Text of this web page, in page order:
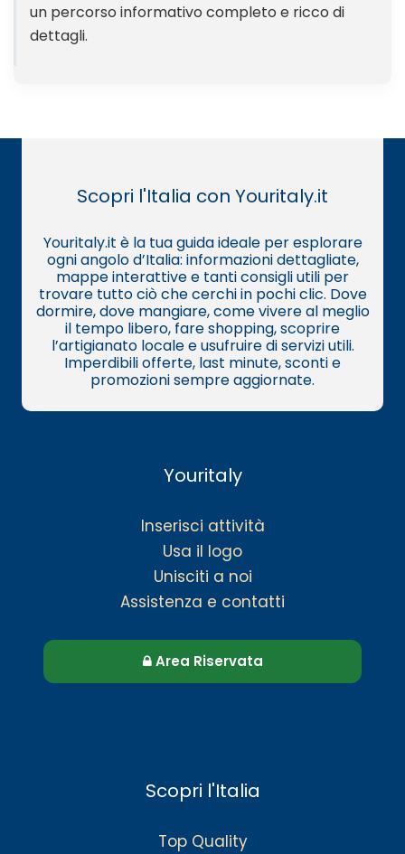
un percorso informativo completo e ricco di
dettagli.
Scopri l'Italia con Youritaly.it
Youritaly.it è la tua guida ideale per esplorare
ogni angolo d’Italia: informazioni dettagliate,
mappe interattive e tanti consigli utili per
trovare tutto ciò che cerchi in pochi clic. Dove
dormire, dove mangiare, come vivere al meglio
il tempo libero, fare shopping, scoprire
l’artigianato locale e usufruire di servizi utili.
Imperdibili offerte, last minute, sconti e
promozioni sempre aggiornate.
Youritaly
Inserisci attività
Usa il logo
Unisciti a noi
Assistenza e contatti
Area Riservata
Scopri l'Italia
Top Quality